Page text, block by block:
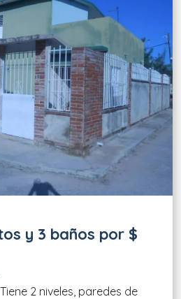
y 3 baños por $
2 niveles, paredes de